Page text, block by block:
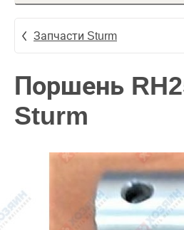
Запчасти Sturm
Поршень
Sturm